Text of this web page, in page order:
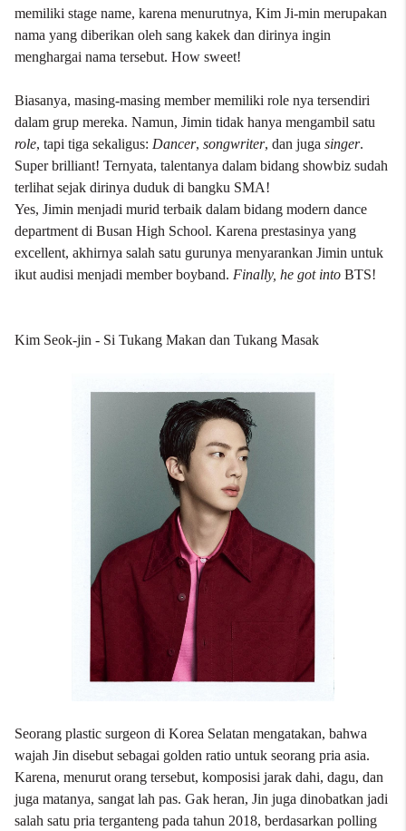
memiliki stage name, karena menurutnya, Kim Ji-min merupakan
nama yang diberikan oleh sang kakek dan dirinya ingin
menghargai nama tersebut. How sweet!
Biasanya, masing-masing member memiliki role nya tersendiri
dalam grup mereka. Namun, Jimin tidak hanya mengambil satu
role, tapi tiga sekaligus: Dancer, songwriter, dan juga singer.
Super brilliant! Ternyata, talentanya dalam bidang showbiz sudah
terlihat sejak dirinya duduk di bangku SMA!
Yes, Jimin menjadi murid terbaik dalam bidang modern dance
department di Busan High School. Karena prestasinya yang
excellent, akhirnya salah satu gurunya menyarankan Jimin untuk
ikut audisi menjadi member boyband. Finally, he got into BTS!
Kim Seok-jin - Si Tukang Makan dan Tukang Masak
Seorang plastic surgeon di Korea Selatan mengatakan, bahwa
wajah Jin disebut sebagai golden ratio untuk seorang pria asia.
Karena, menurut orang tersebut, komposisi jarak dahi, dagu, dan
juga matanya, sangat lah pas. Gak heran, Jin juga dinobatkan jadi
salah satu pria terganteng pada tahun 2018, berdasarkan polling